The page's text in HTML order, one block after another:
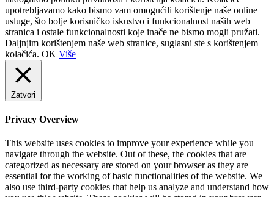
upotrebljavamo kako bismo vam omogućili korištenje naše online
usluge, što bolje korisničko iskustvo i funkcionalnost naših web
stranica i ostale funkcionalnosti koje inače ne bismo mogli pružati.
Daljnjim korištenjem naše web stranice, suglasni ste s korištenjem
kolačića. OK Više
Zatvori
Privacy Overview
This website uses cookies to improve your experience while you
navigate through the website. Out of these, the cookies that are
categorized as necessary are stored on your browser as they are
essential for the working of basic functionalities of the website. We
also use third-party cookies that help us analyze and understand how